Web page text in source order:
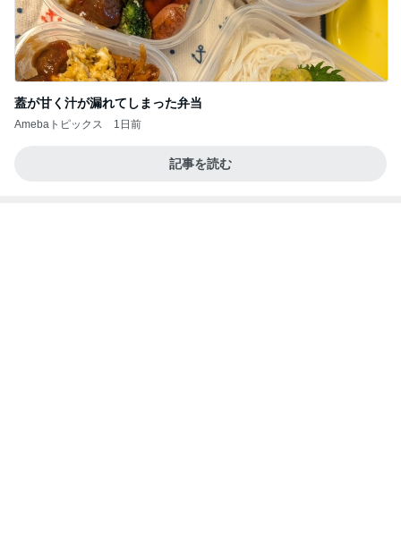
蓋が甘く汁が漏れてしまった弁当
Amebaトピックス 1日前
記事を読む